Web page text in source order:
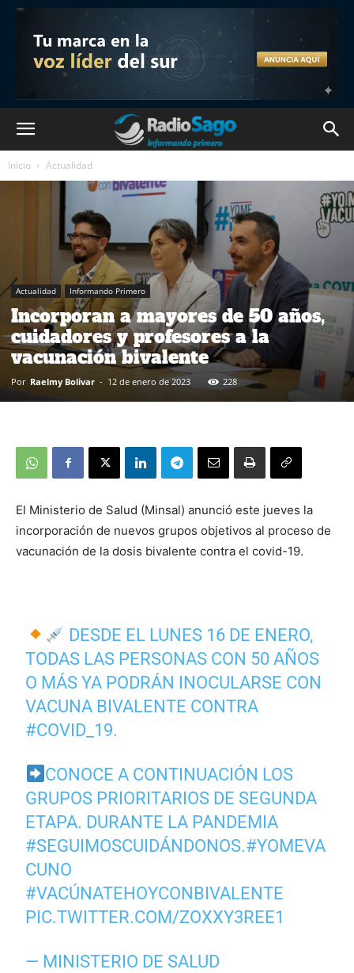
Inicio Actualidad
Actualidad Informando Primero
Incorporan a mayores de 50 años,
cuidadores y profesores a la
vacunación bivalente
Por Raelmy Bolivar - 12 de enero de 2023 228
El Ministerio de Salud (Minsal) anunció este jueves la
incorporación de nuevos grupos objetivos al proceso de
vacunación de la dosis bivalente contra el covid-19.
DESDE EL LUNES 16 DE ENERO,
TODAS LAS PERSONAS CON 50 AÑOS
O MÁS YA PODRÁN INOCULARSE CON
VACUNA BIVALENTE CONTRA
#COVID_19.
CONOCE A CONTINUACIÓN LOS
GRUPOS PRIORITARIOS DE SEGUNDA
ETAPA. DURANTE LA PANDEMIA
#SEGUIMOSCUIDÁNDONOS.#YOMEVA
CUNO
#VACÚNATEHOYCONBIVALENTE
PIC.TWITTER.COM/ZOXXY3REE1
— MINISTERIO DE SALUD